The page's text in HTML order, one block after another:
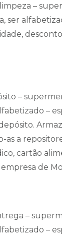
–
ser
–
–
as a
cartão
de
–
–